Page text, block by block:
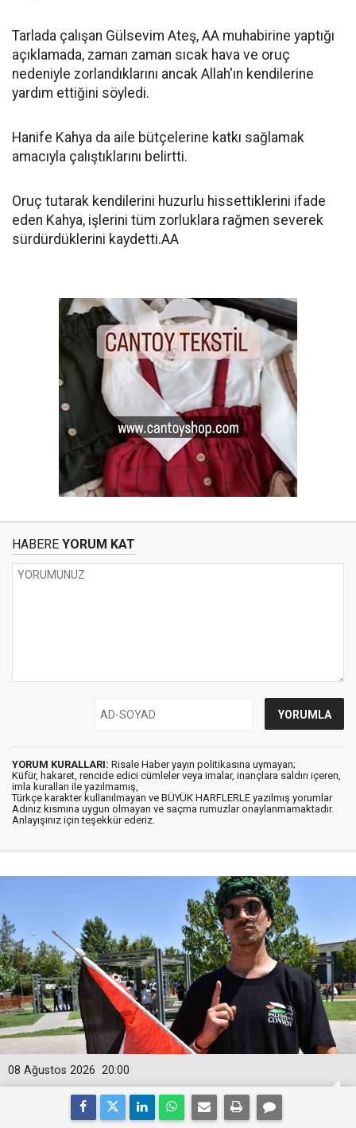
Tarlada çalışan Gülsevim Ateş, AA muhabirine yaptığı
açıklamada, zaman zaman sıcak hava ve oruç
nedeniyle zorlandıklarını ancak Allah'ın kendilerine
yardım ettiğini söyledi.
Hanife Kahya da aile bütçelerine katkı sağlamak
amacıyla çalıştıklarını belirtti.
Oruç tutarak kendilerini huzurlu hissettiklerini ifade
eden Kahya, işlerini tüm zorluklara rağmen severek
sürdürdüklerini kaydetti.AA
HABERE YORUM KAT
YORUM KURALLARI: Risale Haber yayın politikasına uymayan;
Küfür, hakaret, rencide edici cümleler veya imalar, inançlara saldırı içeren,
imla kuralları ile yazılmamış,
Türkçe karakter kullanılmayan ve BÜYÜK HARFLERLE yazılmış yorumlar
Adınız kısmına uygun olmayan ve saçma rumuzlar onaylanmamaktadır.
Anlayışınız için teşekkür ederiz.
20:00
08 Ağustos 2026